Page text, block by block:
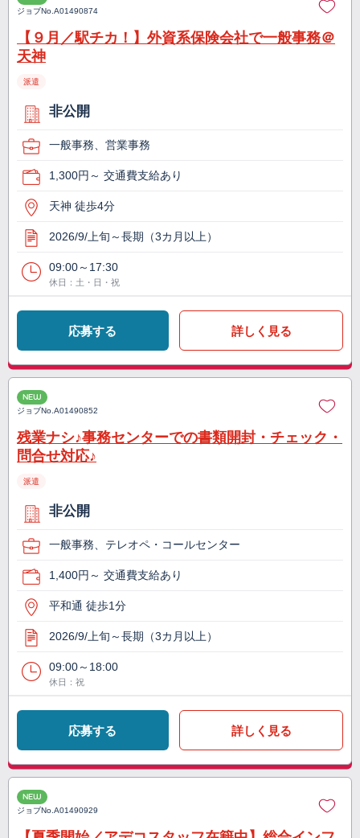
ジョブNo.A01490874
【９月／駅チカ！】外資系保険会社で一般事務＠
天神
派遣
非公開
一般事務、営業事務
1,300円～ 交通費支給あり
天神 徒歩4分
2026/9/上旬～長期（3カ月以上）
09:00～17:30
休日：土・日・祝
応募する 詳しく見る
NEW
ジョブNo.A01490852
残業ナシ♪事務センターでの書類開封・チェック・
問合せ対応♪
派遣
非公開
一般事務、テレオペ・コールセンター
1,400円～ 交通費支給あり
平和通 徒歩1分
2026/9/上旬～長期（3カ月以上）
09:00～18:00
休日：祝
応募する 詳しく見る
NEW
ジョブNo.A01490929